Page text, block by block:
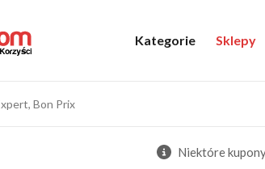
Kategorie Sklepy
Niektóre